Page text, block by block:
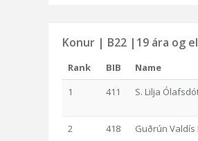
Konur | B22 |19 ára og
Rank BIB Name
1
411 S. Lilja
2 418 Guðrún